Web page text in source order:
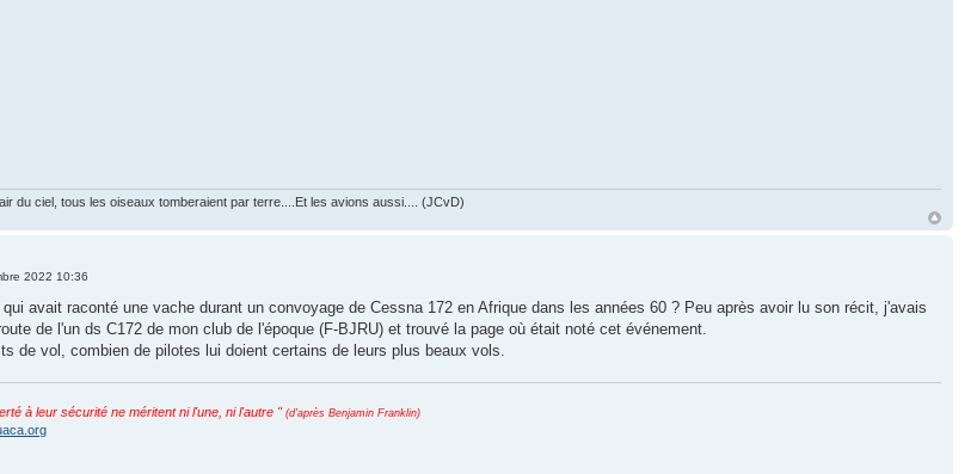
du ciel, tous les oiseaux tomberaient par terre....Et les avions aussi.... (JCvD)
2022 10:36
avait raconté une vache durant un convoyage de Cessna 172 en Afrique dans les années 60 ? Peu après avoir lu son récit, j'avais
de l'un ds C172 de mon club de l'époque (F-BJRU) et trouvé la page où était noté cet événement.
de vol, combien de pilotes lui doient certains de leurs plus beaux vols.
à leur sécurité ne méritent ni l'une, ni l'autre " (d'après Benjamin Franklin)